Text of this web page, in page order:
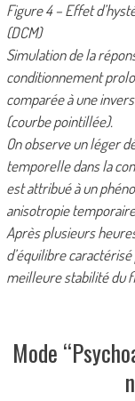
Figure 4 – Effet
(DCM)
Simulation de la
conditionnement
comparée à une
(courbe pointillée).
On observe un léger
temporelle dans la
est attribué à un
anisotropie
Après plusieurs
d’équilibre
meilleure stabilité du
Mode